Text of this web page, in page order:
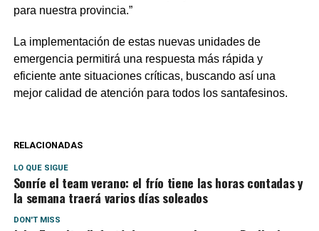
para nuestra provincia.”
La implementación de estas nuevas unidades de
emergencia permitirá una respuesta más rápida y
eficiente ante situaciones críticas, buscando así una
mejor calidad de atención para todos los santafesinos.
RELACIONADAS
LO QUE SIGUE
Sonríe el team verano: el frío tiene las horas contadas y
la semana traerá varios días soleados
DON'T MISS